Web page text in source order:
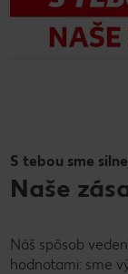
S tebou sme
Naše
Náš spôsob
hodnotami: sme